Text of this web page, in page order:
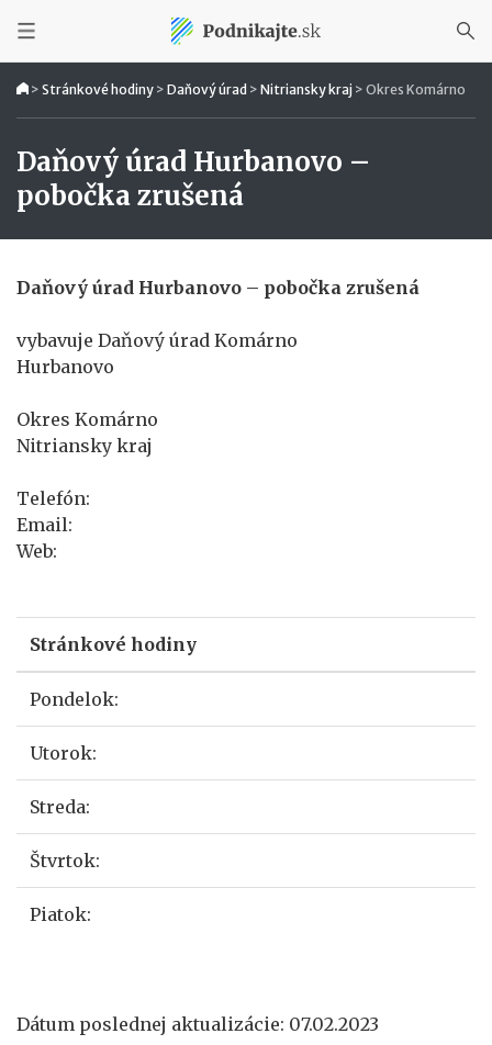
> Stránkové hodiny > Daňový úrad > Nitriansky kraj > Okres Komárno
Daňový úrad Hurbanovo –
pobočka zrušená
Daňový úrad Hurbanovo – pobočka zrušená
vybavuje Daňový úrad Komárno
Hurbanovo
Okres Komárno
Nitriansky kraj
Telefón:
Email:
Web:
Stránkové hodiny
Pondelok:
Utorok:
Streda:
Štvrtok:
Piatok:
Dátum poslednej aktualizácie: 07.02.2023